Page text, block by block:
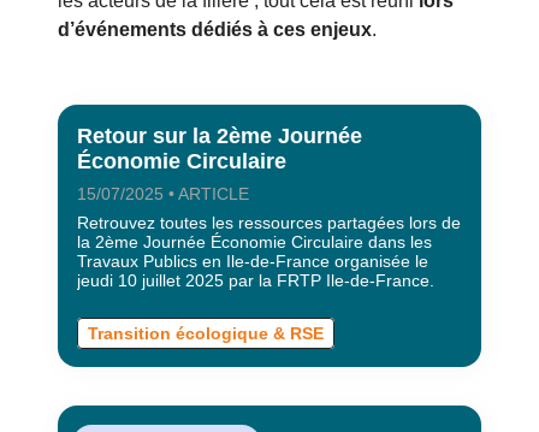
d’événements dédiés à ces enjeux.
Retour sur la 2ème Journée
Économie Circulaire
15/07/2025 • ARTICLE
Retrouvez toutes les ressources partagées lors de
la 2ème Journée Économie Circulaire dans les
Travaux Publics en Ile-de-France organisée le
jeudi 10 juillet 2025 par la FRTP Ile-de-France.
Transition écologique & RSE